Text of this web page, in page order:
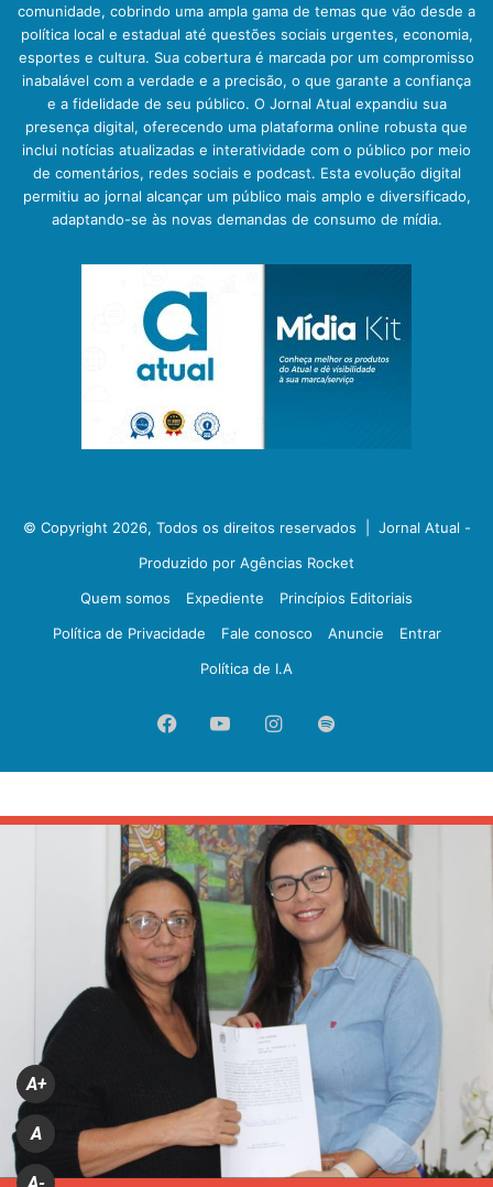
comunidade, cobrindo uma ampla gama de temas que vão desde a
política local e estadual até questões sociais urgentes, economia,
esportes e cultura. Sua cobertura é marcada por um compromisso
inabalável com a verdade e a precisão, o que garante a confiança
e a fidelidade de seu público. O Jornal Atual expandiu sua
presença digital, oferecendo uma plataforma online robusta que
inclui notícias atualizadas e interatividade com o público por meio
de comentários, redes sociais e podcast. Esta evolução digital
permitiu ao jornal alcançar um público mais amplo e diversificado,
adaptando-se às novas demandas de consumo de mídia.
© Copyright 2026, Todos os direitos reservados | Jornal Atual -
Produzido por Agências Rocket
Quem somos
Expediente
Princípios Editoriais
Política de Privacidade
Fale conosco Anuncie
Entrar
Política de I.A
FacebookYouTubeInstagram
Spotify
A+
A